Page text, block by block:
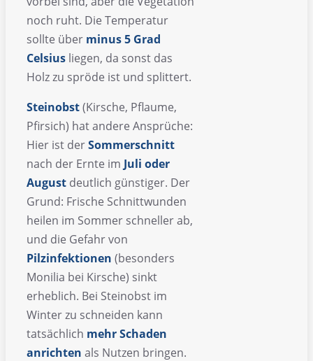
noch ruht. Die Temperatur
sollte über minus 5 Grad
Celsius liegen, da sonst das
Holz zu spröde ist und splittert.
Steinobst(Kirsche, Pflaume,
Pfirsich) hat andere Ansprüche:
Hier ist derSommerschnitt
nach der Ernte im Juli oder
August deutlich günstiger. Der
Grund: Frische Schnittwunden
heilen im Sommer schneller ab,
und die Gefahr von
Pilzinfektionen (besonders
Monilia bei Kirsche) sinkt
erheblich. Bei Steinobst im
Winter zu schneiden kann
tatsächlich mehr Schaden
anrichten als Nutzen bringen.